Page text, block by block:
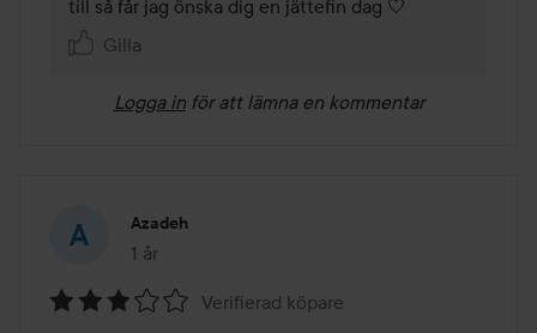
till så får jag önska dig en jättefin dag 🤍
Gilla
Logga in för att lämna en kommentar
Azadeh
1 år
Inlägget skapades 1 år
Verifierad köpare